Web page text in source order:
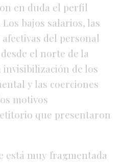
en duda el perfil
bajos salarios, las
del personal
el norte de la
invisibilización de los
y las coerciones
motivos
que presentaron
está muy fragmentada